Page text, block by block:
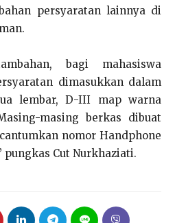
persyaratan lainnya di
bagi mahasiswa
dimasukkan dalam
lembar, D-III map warna
masing berkas dibuat
nomor Handphone
pungkas Cut Nurkhaziati.